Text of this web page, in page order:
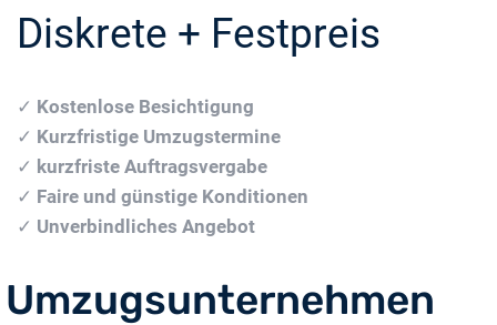
Diskrete + Festpreis
✓ Kostenlose Besichtigung
✓ Kurzfristige Umzugstermine
✓ kurzfriste Auftragsvergabe
✓ Faire und günstige Konditionen
✓ Unverbindliches Angebot
Umzugsunternehmen